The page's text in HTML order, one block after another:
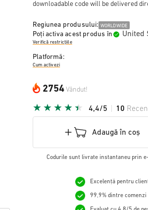
downloadable code will be delivered
Regiunea produsului: WORLDWIDE
Poți activa acest produs în United
Verifică restricțiile
Platformă:
Cum activezi
2754 Vândut!
4,4/5 10
Adaugă în coș
Codurile sunt livrate instantaneu prin
Excelență pentru
99,9% dintre comenzi